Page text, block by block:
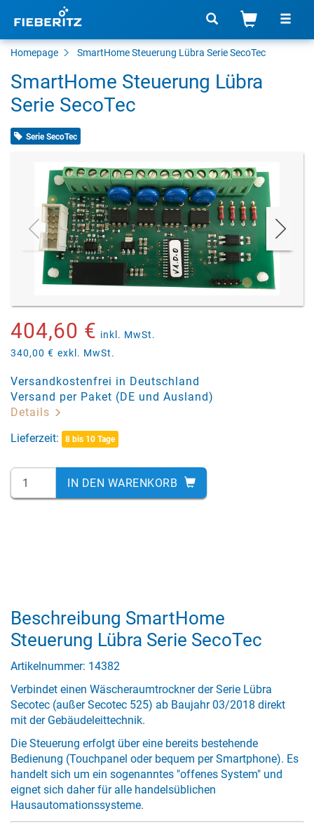
Homepage SmartHome Steuerung Lübra Serie SecoTec
SmartHome Steuerung Lübra
Serie SecoTec
Serie SecoTec
404,60 € inkl. MwSt.
340,00 € exkl. MwSt.
Versandkostenfrei in Deutschland
Versand per Paket (DE und Ausland)
Details
Lieferzeit:
8 bis 10 Tage
IN DEN WARENKORB
Beschreibung SmartHome
Steuerung Lübra Serie SecoTec
Artikelnummer: 14382
Verbindet einen Wäscheraumtrockner der Serie Lübra
Secotec (außer Secotec 525) ab Baujahr 03/2018 direkt
mit der Gebäudeleittechnik.
Die Steuerung erfolgt über eine bereits bestehende
Bedienung (Touchpanel oder bequem per Smartphone). Es
handelt sich um ein sogenanntes "offenes System" und
eignet sich daher für alle handelsüblichen
Hausautomationssysteme.